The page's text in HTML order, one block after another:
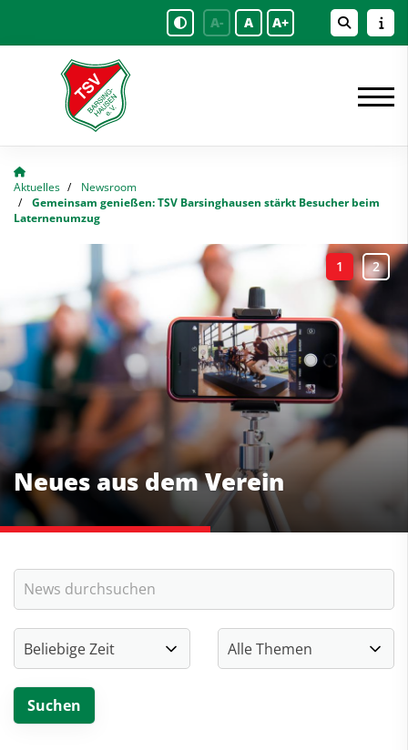
A- A A+
Aktuelles
Newsroom
Gemeinsam genießen: TSV Barsinghausen stärkt Besucher beim
Laternenumzug
Neues aus dem Verein